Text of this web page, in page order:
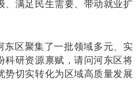
、满足民生需要、带动就业扩
东区聚集了一批领域多元、实
科研资源禀赋，请问河东区将
势切实转化为区域高质量发展